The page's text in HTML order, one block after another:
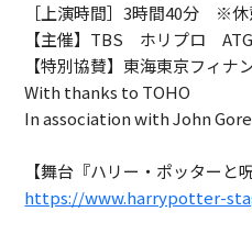
［上演時間］3時間40分 ※休
【主催】TBS ホリプロ
【特別協賛】東海東京フィナ
With thanks to TOHO
In association with John
【舞台『ハリー・ポッターと
https://www.harrypotter-